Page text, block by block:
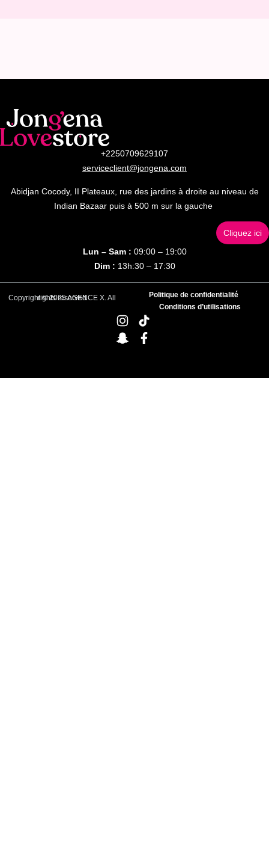
+2250709629107
serviceclient@jongena.com
Abidjan Cocody, II Plateaux, rue des jardins à droite au niveau de
Indian Bazaar puis à 500 m sur la gauche
Cliquez ici
Lun – Sam : 09:00 – 19:00
Dim : 13h:30 – 17:30
Copyright © 2025 AGENCE X. All rights reserved
Politique de confidentialité
Conditions d’utilisations